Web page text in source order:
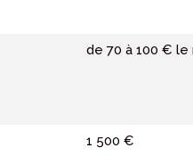
de 70 à 100 € le
1 500 €